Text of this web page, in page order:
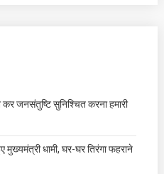
कर जनसंतुष्टि सुनिश्चित करना हमारी
मुख्यमंत्री धामी, घर-घर तिरंगा फहराने